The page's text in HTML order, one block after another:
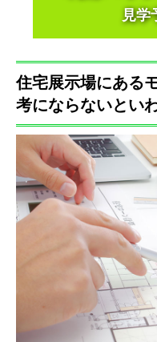
見学
住宅展示場にある
考にならないとい